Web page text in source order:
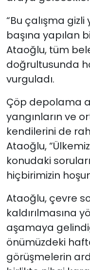
“Bu çalışma
başına yapılan
Ataoğlu, tüm
doğrultusunda
vurguladı.
Çöp depolama
yangınların ve
kendilerini de
Ataoğlu,
konudaki
hiçbirimizin
Ataoğlu, çevre
kaldırılmasına
aşamaya
önümüzdeki
görüşmelerin